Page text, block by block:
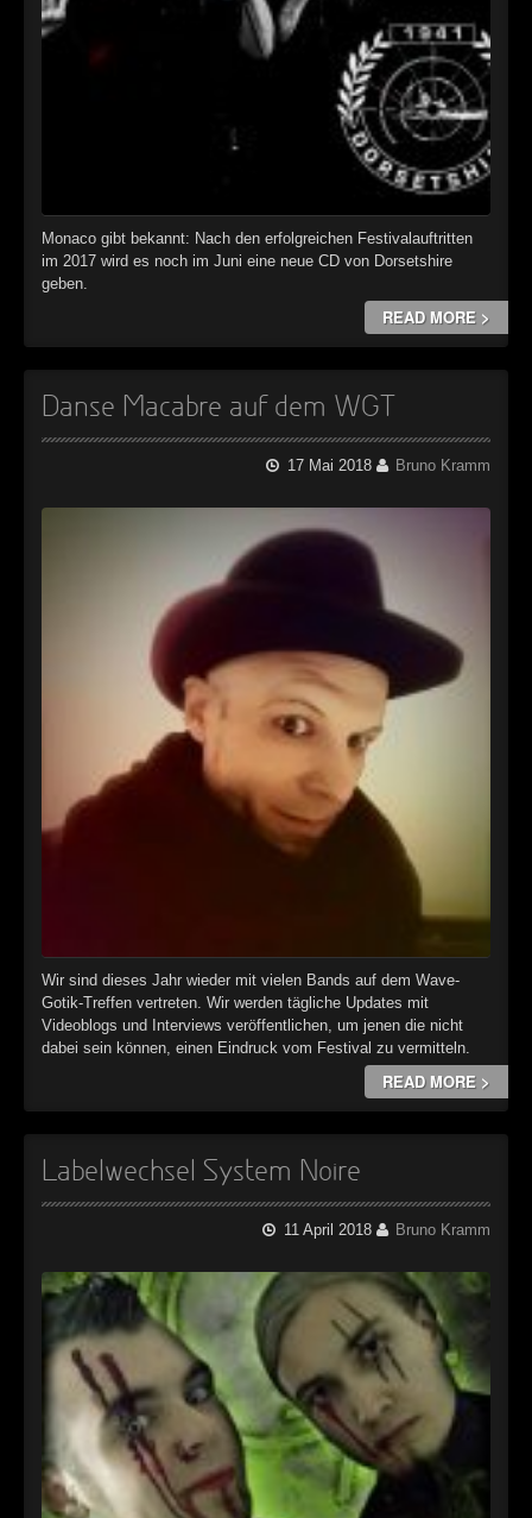
Monaco gibt bekannt: Nach den erfolgreichen Festivalauftritten
im 2017 wird es noch im Juni eine neue CD von Dorsetshire
geben.
READ MORE >
Danse Macabre auf dem WGT
17 Mai 2018 Bruno Kramm
Wir sind dieses Jahr wieder mit vielen Bands auf dem Wave-
Gotik-Treffen vertreten. Wir werden tägliche Updates mit
Videoblogs und Interviews veröffentlichen, um jenen die nicht
dabei sein können, einen Eindruck vom Festival zu vermitteln.
READ MORE >
Labelwechsel System Noire
11 April 2018 Bruno Kramm